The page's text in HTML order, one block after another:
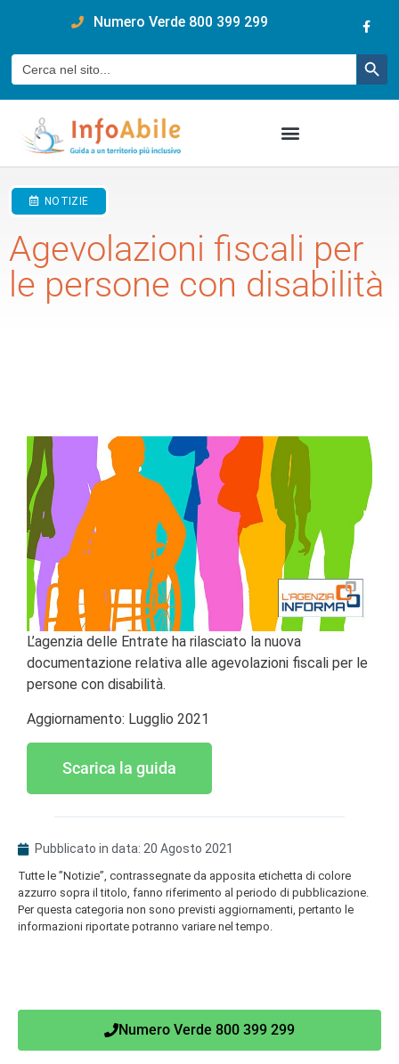
Numero Verde 800 399 299
Cerca:
NOTIZIE
Agevolazioni fiscali per
le persone con disabilità
L’agenzia delle Entrate ha rilasciato la nuova
documentazione relativa alle agevolazioni fiscali per le
persone con disabilità.
Aggiornamento: Lugglio 2021
Scarica la guida
Pubblicato in data: 20 Agosto 2021
Tutte le ”Notizie”, contrassegnate da apposita etichetta di colore
azzurro sopra il titolo, fanno riferimento al periodo di pubblicazione.
Per questa categoria non sono previsti aggiornamenti, pertanto le
informazioni riportate potranno variare nel tempo.
Numero Verde 800 399 299